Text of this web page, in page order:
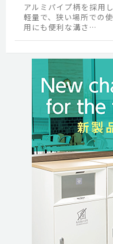
アルミパイプ柄を採用し
軽量で、狭い場所での使
用にも便利な溝さ…